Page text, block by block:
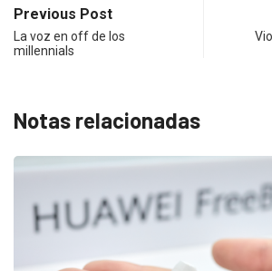
Previous Post
La voz en off de los
millennials
Notas relacionadas